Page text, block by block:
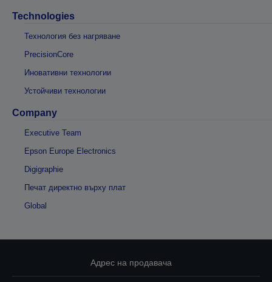
Technologies
Технология без нагряване
PrecisionCore
Иновативни технологии
Устойчиви технологии
Company
Executive Team
Epson Europe Electronics
Digigraphie
Печат директно върху плат
Global
Адрес на продавача